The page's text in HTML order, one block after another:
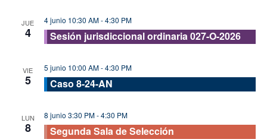
JUE
4
4 junio 10:30 AM-4:30 PM
Sesión jurisdiccional ordinaria 027-O-2026
VIE
5
5 junio 10:00 AM-4:30 PM
Caso 8-24-AN
LUN
8
8 junio 3:30 PM-4:30 PM
Segunda Sala de Selección